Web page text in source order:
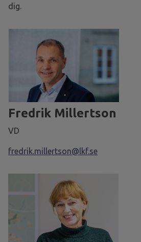
dig.
Fredrik Millertson
VD
fredrik.millertson@lkf.se